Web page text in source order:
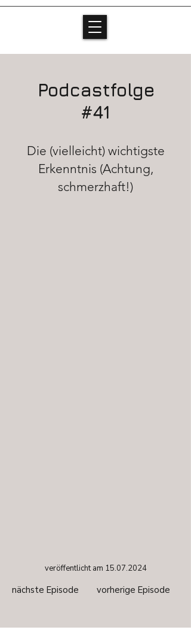
Podcastfolge
#41
Die (vielleicht) wichtigste
Erkenntnis (Achtung,
schmerzhaft!)
veröffentlicht am 15.07.2024
nächste Episode vorherige Episode